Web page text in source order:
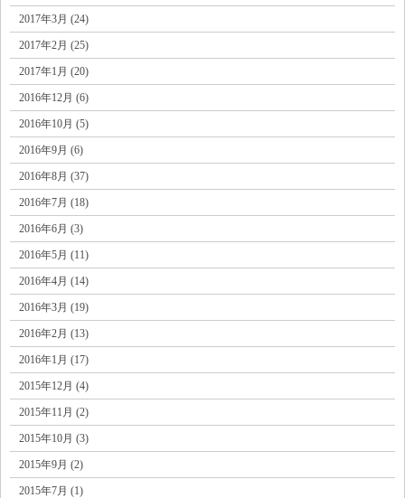
2017年3月 (24)
2017年2月 (25)
2017年1月 (20)
2016年12月 (6)
2016年10月 (5)
2016年9月 (6)
2016年8月 (37)
2016年7月 (18)
2016年6月 (3)
2016年5月 (11)
2016年4月 (14)
2016年3月 (19)
2016年2月 (13)
2016年1月 (17)
2015年12月 (4)
2015年11月 (2)
2015年10月 (3)
2015年9月 (2)
2015年7月 (1)